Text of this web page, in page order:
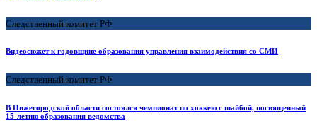
Следственный комитет РФ
Видеосюжет к годовщине образования управления взаимодействия со СМИ
Следственный комитет РФ
В Нижегородской области состоялся чемпионат по хоккею с шайбой, посвященный
15-летию образования ведомства